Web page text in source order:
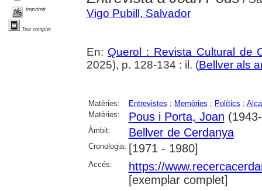
imprimir
Text complet
Vigo Pubill, Salvador
En: Querol : Revista Cultural de
2025), p. 128-134 : il. (Bellver als
Matèries: Entrevistes ; Memòries ; Polítics ;
Matèries:
Pous i Porta, Joan
Àmbit: Bellver de Cerdanya
Cronologia: [1971 - 1980]
Accés:
https://
[exemplar complet]